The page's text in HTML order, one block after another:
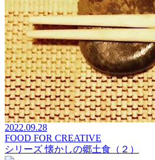
2022.09.28
FOOD FOR CREATIVE
シリーズ 懐かしの郷土食（２）